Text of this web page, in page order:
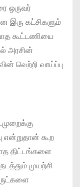
ஒருவர்
இரு கட்சிகளும்
கூட்டணியை
அரசின்
வெற்றி வாய்ப்பு
என்றுதான் கூற
திட்டங்களை
முயற்சி